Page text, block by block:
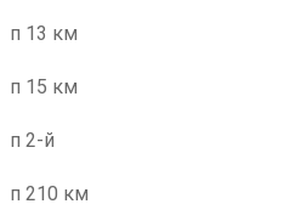
п 13 км
п 15 км
п 2-й
п 210 км